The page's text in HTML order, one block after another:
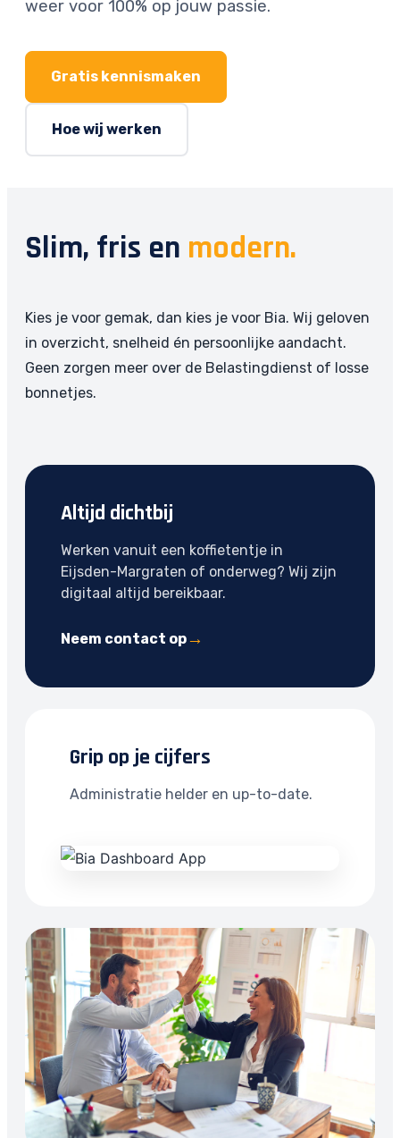
weer voor 100% op jouw passie.
Gratis kennismaken
Hoe wij werken
Slim, fris en modern.
Kies je voor gemak, dan kies je voor Bia. Wij geloven
in overzicht, snelheid én persoonlijke aandacht.
Geen zorgen meer over de Belastingdienst of losse
bonnetjes.
Altijd dichtbij
Werken vanuit een koffietentje in
Eijsden-Margraten of onderweg? Wij zijn
digitaal altijd bereikbaar.
Neem contact op
Grip op je cijfers
Administratie helder en up-to-date.